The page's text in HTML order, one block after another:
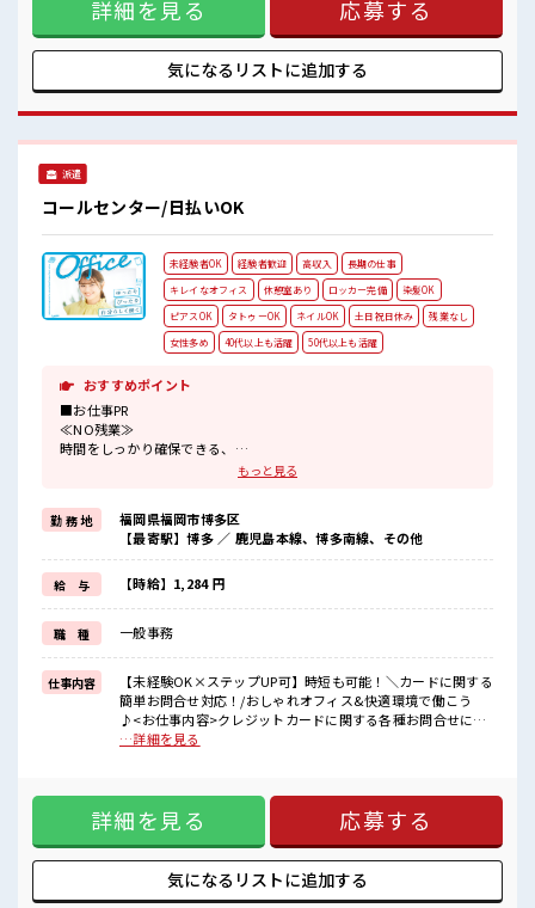
緒にプライベート満喫！ ≪ヘアカラーOKで自由な雰囲気の職
場≫ 明るすぎたり奇抜でなければ基本的に自由！ (規定有)≪
自分に向いている仕事が探せる≫ 困った事などがあれば、 担
当がしっかりサポートします！ ■職場の雰囲気 女性が多い職
場ですが男女は問いません！ 応募お待ちしております！ 明る
息リフレッシュ！
詳細を見る 応募する
気になるリストに追加する
派遣
コールセンター/日払いOK
未経験者OK 経験者歓迎 高収入
長期の仕事
キレイなオフィス
休憩室あり ロッカー完備
染髪OK
ピアスOK
タトゥーOK ネイルOK 土日祝日休み
残業なし
女性多め
40代以上も活躍 50代以上も活躍
おすすめポイント
■お仕事PR
≪NO残業≫
時間をしっかり確保できる、
≪女性も活躍中の職場≫
もちろん男性の応募もOKですよ！
≪完全週休二日制≫
週末は家族や友人と一緒にプライベート満喫！
≪ヘアカラーOKで自由な雰囲気の職場≫
明るすぎたり奇抜でなければ基本的に自由！
(規定有)≪未経験OKの仕事≫
新しいことにチャレンジするのは不安だけど、
しっかり働く環境が整っています！
イチからスキルUP・ステップUP目指していきましょう！
■職場の雰囲気
女性多めで休み時間は女子トークがあふれる職場です！
もっと見る
勤 務 地
福岡県福岡市博多区
【最寄駅】博多 ／ 鹿児島本線、博多南線、その他
給 与 【時給】1,284 円
職 種 一般事務
仕事内容
【未経験OK×ステップUP可】時短も可能！＼カードに関する
簡単お問合せ対応！/おしゃれオフィス&快適環境で働こう
♪<お仕事内容>クレジットカードに関する各種お問合せにご
対応いただくお仕事です◎まずは簡単な内容からスタートし
てどこで確認できるの？・今月いくら使ったか知りたい！・
引っ越したので住所変更したい・カードをなくしたので止め
てほしい などお客様の問い合わせに対してチャットで対応
頂きます。慣れてきたら電話対応にもステップアップ！ ■お
仕事PR ≪NO残業≫ 時間をしっかり確保できる、 残業基本ナ
シのお仕事♪ オンとオフをきっちり切り替えたい方にオスス
…詳細を見る
詳細を見る 応募する
気になるリストに追加する